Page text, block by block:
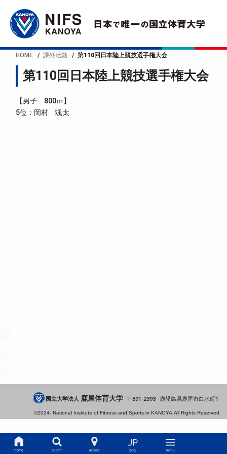
HOME 課外活動 第110回日本陸上競技選手権大会
第110回日本陸上競技選手権大会
【男子 800ｍ】
5位：岡村 颯太
国立大学法人 鹿屋体育大学 891-2393 鹿児島県鹿屋市白水町1
©2024- National Institute of Fitness and Sports in KANOYA.All Rights Reserved.